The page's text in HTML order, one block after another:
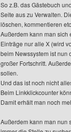
So z.B. das Gästebuch
Seite aus zu Verwalten.
löschen, kommentieren
Außerdem kann man sich
Einträge nur alle X (wird
beim Newssystem ist nun
großer Fortschritt.
sollen.
Und das ist noch nicht
Beim Linkklickcounter
Damit erhält man noch
Außerdem kann man nun